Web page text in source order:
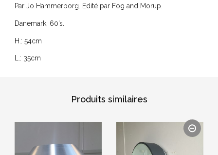
Par Jo Hammerborg. Edité par Fog and Morup.
Danemark, 60’s.
H.: 54cm
L.: 35cm
Produits similaires